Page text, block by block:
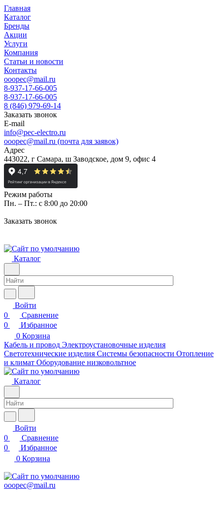
Главная
Каталог
Бренды
Акции
Услуги
Компания
Статьи и новости
Контакты
ooopec@mail.ru
8-937-17-66-005
8-937-17-66-005
8 (846) 979-69-14
Заказать звонок
E-mail
info@pec-electro.ru
ooopec@mail.ru (почта для заявок)
Адрес
443022, г Самара, ш Заводское, дом 9, офис 4
Режим работы
Пн. – Пт.: с 8:00 до 20:00
Заказать звонок
Каталог
Войти
0
Сравнение
0
Избранное
0 Корзина
Кабель и провод Электроустановочные изделия
Светотехнические изделия Системы безопасности Отопление
и климат Оборудование низковольтное
Каталог
Войти
0
Сравнение
0
Избранное
0 Корзина
ooopec@mail.ru